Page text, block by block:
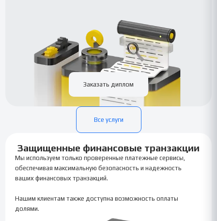
Заказать диплом
Все услуги
Защищенные финансовые транзакции
Мы используем только проверенные платежные сервисы,
обеспечивая максимальную безопасность и надежность
ваших финансовых транзакций.
Нашим клиентам также доступна возможность оплаты
долями.